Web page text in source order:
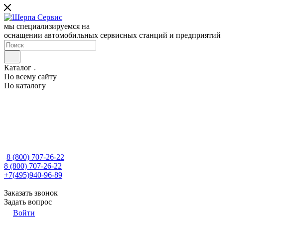
мы специализируемся на
оснащении автомобильных сервисных станций и предприятий
Каталог
По всему сайту
По каталогу
8 (800) 707-26-22
8 (800) 707-26-22
+7(495)940-96-89
Заказать звонок
Задать вопрос
Войти